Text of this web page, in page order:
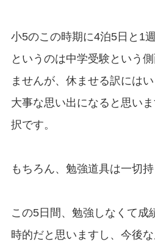
小5のこの時期に4泊5日と1
というのは中学受験という
ませんが、休ませる訳には
大事な思い出になると思い
択です。
もちろん、勉強道具は一切持
この5日間、勉強しなくて成
時的だと思いますし、今後